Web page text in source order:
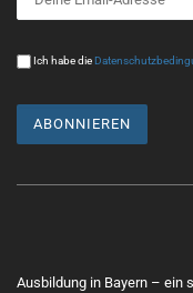
i
a
o
Ich habe die
Ausbildung in Bayern – ein
n